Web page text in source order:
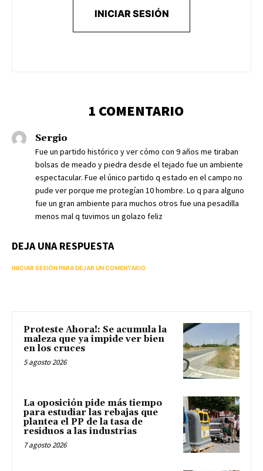
INICIAR SESIÓN
1 COMENTARIO
Sergio
Fue un partido histórico y ver cómo con 9 años me tiraban
bolsas de meado y piedra desde el tejado fue un ambiente
espectacular. Fue el único partido q estado en el campo no
pude ver porque me protegían 10 hombre. Lo q para alguno
fue un gran ambiente para muchos otros fue una pesadilla
menos mal q tuvimos un golazo feliz
DEJA UNA RESPUESTA
INICIAR SESIÓN PARA DEJAR UN COMENTARIO
Proteste Ahora!: Se acumula la
maleza que ya impide ver bien
en los cruces
5 agosto 2026
La oposición pide más tiempo
para estudiar las rebajas que
plantea el PP de la tasa de
residuos a las industrias
7 agosto 2026